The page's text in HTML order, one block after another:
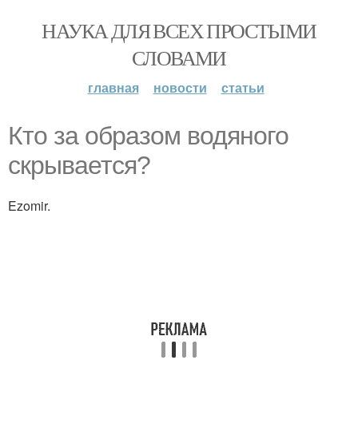
НАУКА ДЛЯ ВСЕХ ПРОСТЫМИ
СЛОВАМИ
главная новости статьи
Кто за образом водяного
скрывается?
Ezomir.